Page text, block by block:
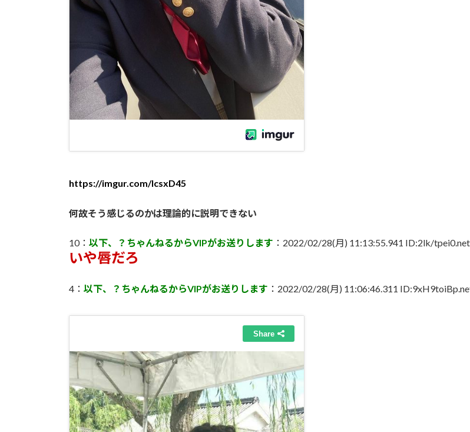
https://imgur.com/IcsxD45
何故そう感じるのかは理論的に説明できない
10： 以下、？ちゃんねるからVIPがお送りします ：2022/02/28(月) 11:13:55.941 ID:2lk/tpei0.net
いや唇だろ
4： 以下、？ちゃんねるからVIPがお送りします ：2022/02/28(月) 11:06:46.311